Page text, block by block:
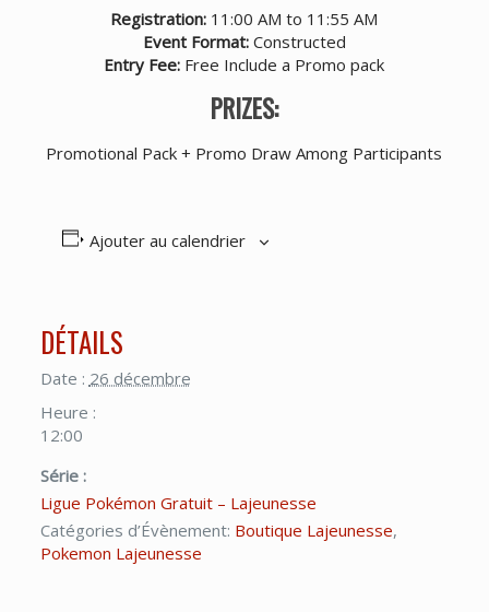
Registration: 11:00 AM to 11:55 AM
Event Format:Constructed
Entry Fee: Free Include a Promo pack
PRIZES:
Promotional Pack + Promo Draw Among Participants
Ajouter au calendrier
DÉTAILS
Date : 26 décembre
Heure :
12:00
Série :
Ligue Pokémon Gratuit – Lajeunesse
Catégories d’Évènement: Boutique Lajeunesse,
Pokemon Lajeunesse